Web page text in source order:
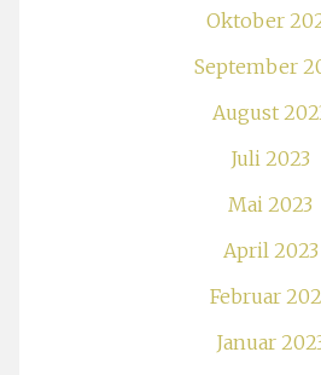
Oktober
September
August
Juli 2023
Mai 2023
April 2023
Februar
Januar